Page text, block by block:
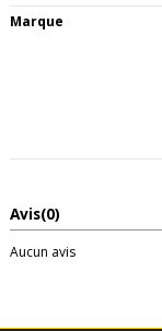
Marque
Avis(0)
Aucun avis